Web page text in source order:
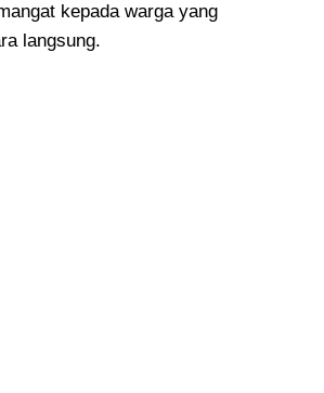
kepada warga yang
langsung.